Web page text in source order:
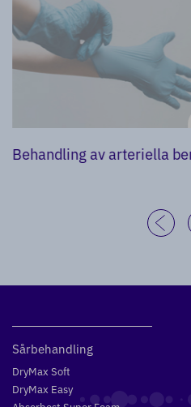
Behandling av arteriella
Sårbehandling
DryMax Soft
DryMax Easy